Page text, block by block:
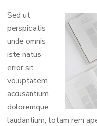
Sed ut
perspiciatis
unde omnis
iste natus
error sit
voluptatem
accusantium
doloremque
laudantium, totam rem